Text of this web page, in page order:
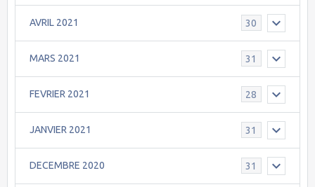
AVRIL 2021 30
MARS 2021 31
FEVRIER 2021 28
JANVIER 2021 31
DECEMBRE 2020 31